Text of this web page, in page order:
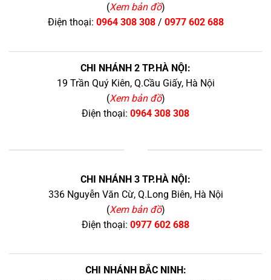
(Xem bản đồ)
Điện thoại: 0964 308 308/ 0977 602 688
CHI NHÁNH 2 TP.HÀ NỘI:
19 Trần Quý Kiên, Q.Cầu Giấy, Hà Nội
(Xem bản đồ)
Điện thoại: 0964 308 308
CHI NHÁNH 3 TP.HÀ NỘI:
336 Nguyễn Văn Cừ, Q.Long Biên, Hà Nội
(Xem bản đồ)
Điện thoại: 0977 602 688
CHI NHÁNH BẮC NINH: